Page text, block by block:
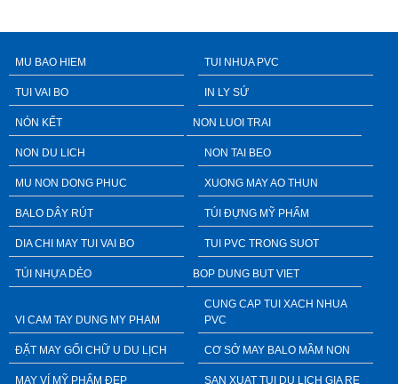
MU BAO HIEM TUI NHUA PVC
TUI VAI BO IN LY SỨ
NÓN KẾT NON LUOI TRAI
NON DU LICH NON TAI BEO
MU NON DONG PHUC XUONG MAY AO THUN
BALO DÂY RÚT TÚI ĐỰNG MỸ PHẨM
DIA CHI MAY TUI VAI BO TUI PVC TRONG SUOT
TÚI NHỰA DẺO BOP DUNG BUT VIET
VI CAM TAY DUNG MY PHAM
CUNG CAP TUI XACH NHUA
PVC
ĐẶT MAY GỐI CHỮ U DU LỊCH CƠ SỞ MAY BALO MẦM NON
MAY VÍ MỸ PHẨM ĐẸP SAN XUAT TUI DU LICH GIA RE